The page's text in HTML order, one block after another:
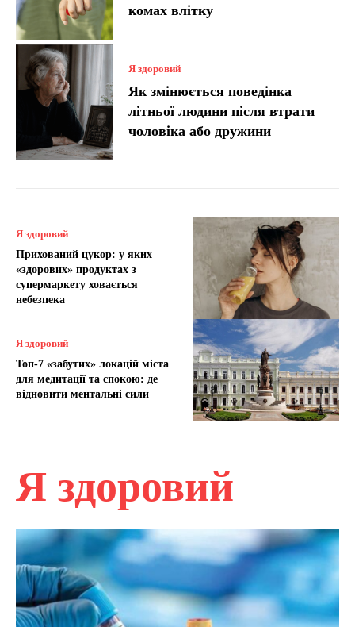
комах влітку
Я здоровий
Як змінюється поведінка
літньої людини після втрати
чоловіка або дружини
Я здоровий
Прихований цукор: у яких
«здорових» продуктах з
супермаркету ховається
небезпека
Я здоровий
Топ-7 «забутих» локацій міста
для медитації та спокою: де
відновити ментальні сили
Я здоровий